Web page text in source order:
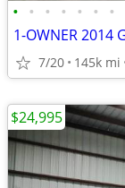
• • • • • • •
7/20 145k mi
$24,995